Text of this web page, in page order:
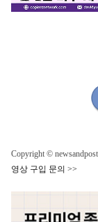
Copyright ©
영상 구입 문의 >>